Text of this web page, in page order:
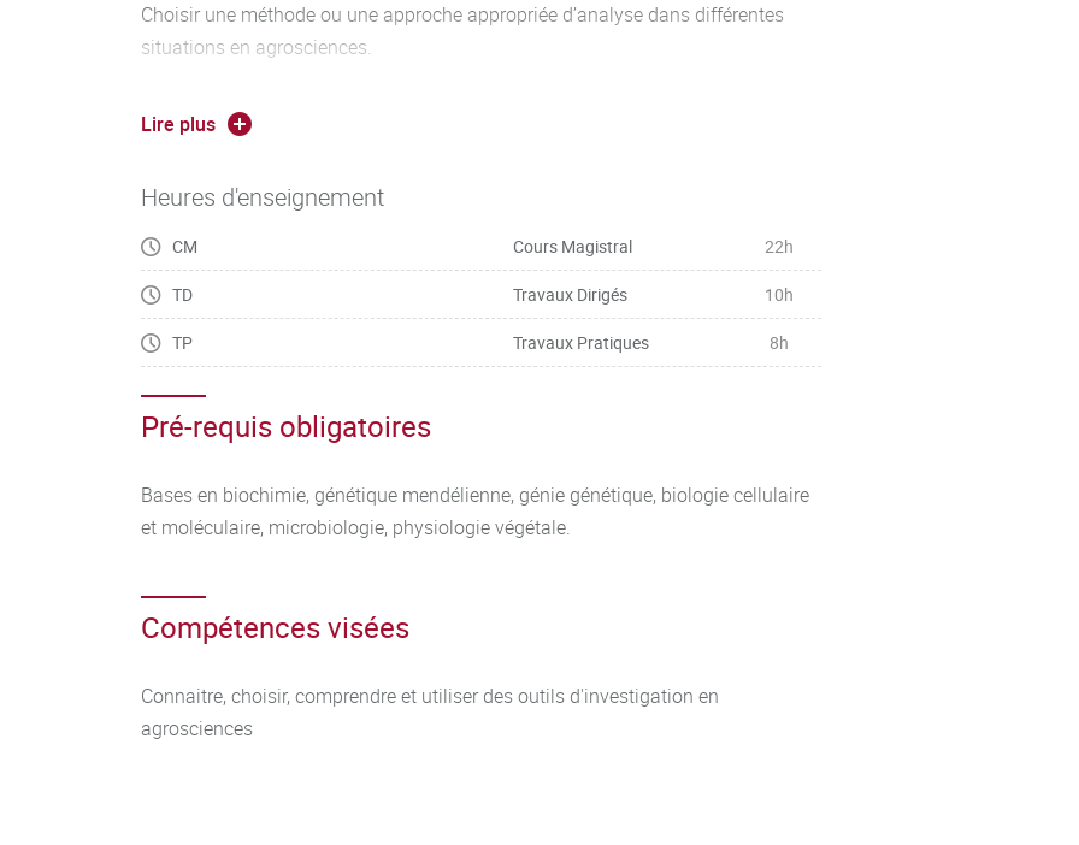
données de publications.
Extraction de composés d’emballages plastiques et mesure par HPLC (4h)
Détection d’OGM (4h)
Choisir une méthode ou une approche appropriée d’analyse dans différentes
situations en agrosciences.
approches en fonction du contexte.
Être capable de vulgariser des propos scientifiques.
Interpréter / quantifier les données d’une méthode analytique pour caractériser
un échantillon ou comparer des échantillons.
Lire plus
Heures d'enseignement
CM Cours Magistral 22h
TD Travaux Dirigés 10h
TP Travaux Pratiques 8h
Pré-requis obligatoires
Bases en biochimie, génétique mendélienne, génie génétique, biologie cellulaire
et moléculaire, microbiologie, physiologie végétale.
Compétences visées
Connaitre, choisir, comprendre et utiliser des outils d'investigation en
agrosciences